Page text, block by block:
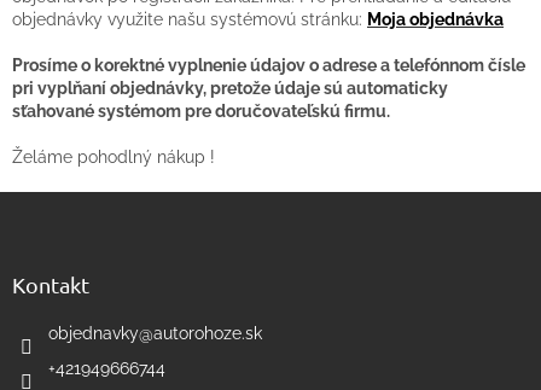
objednávky využite našu systémovú stránku: Moja objednávka
Prosíme o korektné vyplnenie údajov o adrese a telefónnom čísle
pri vyplňaní objednávky, pretože údaje sú automaticky
sťahované systémom pre doručovateľskú firmu.
Želáme pohodlný nákup !
Kontakt
objednavky@autorohoze.sk
+421949666744